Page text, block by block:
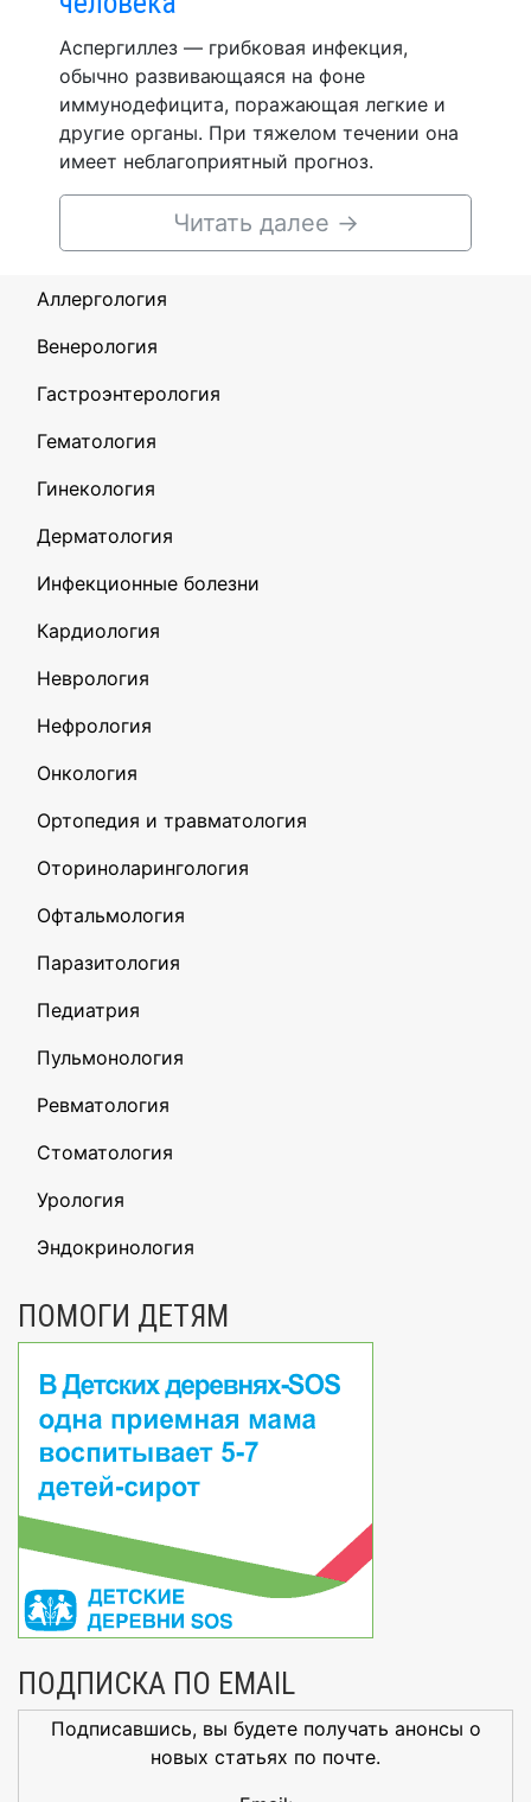
Аспергиллез — грибковая инфекция,
обычно развивающаяся на фоне
иммунодефицита, поражающая легкие и
другие органы. При тяжелом течении она
имеет неблагоприятный прогноз.
Читать далее →
Аллергология
Венерология
Гастроэнтерология
Гематология
Гинекология
Дерматология
Инфекционные болезни
Кардиология
Неврология
Нефрология
Онкология
Ортопедия и травматология
Оториноларингология
Офтальмология
Паразитология
Педиатрия
Пульмонология
Ревматология
Стоматология
Урология
Эндокринология
ПОМОГИ ДЕТЯМ
ПОДПИСКА ПО EMAIL
Подписавшись, вы будете получать анонсы о
новых статьях по почте.